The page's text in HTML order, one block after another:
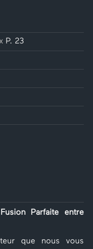
x P. 23
Parfaite entre
que nous vous